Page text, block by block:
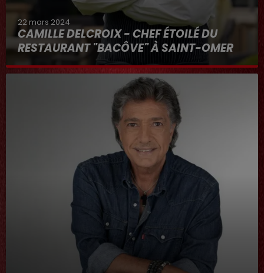
22 mars 2024
CAMILLE DELCROIX - CHEF ÉTOILÉ DU
RESTAURANT "BACÔVE" À SAINT-OMER
Au micro d'Hervé dans "RDL ET VOUS"